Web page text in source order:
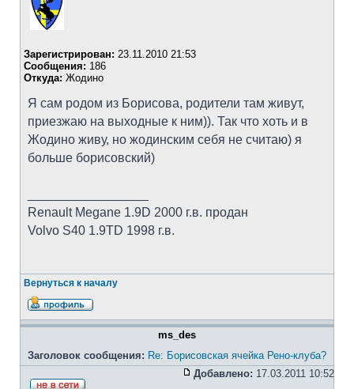
Зарегистрирован: 23.11.2010 21:53
Сообщения: 186
Откуда: Жодино
Я сам родом из Борисова, родители там живут,
приезжаю на выходные к ним)). Так что хоть и в
Жодино живу, но жодинским себя не считаю) я
больше борисовский)
Renault Megane 1.9D 2000 г.в. продан
Volvo S40 1.9TD 1998 г.в.
Вернуться к началу
ms_des
Заголовок сообщения: Re: Борисовская ячейка Рено-клуба?
Добавлено: 17.03.2011 10:52